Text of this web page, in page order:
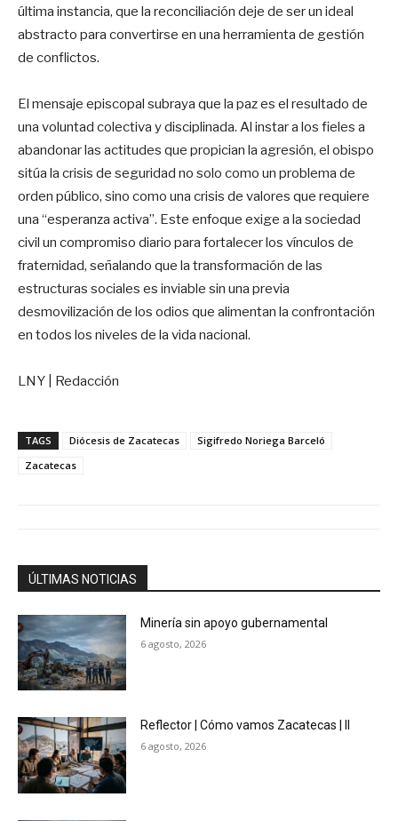
última instancia, que la reconciliación deje de ser un ideal
abstracto para convertirse en una herramienta de gestión
de conflictos.
El mensaje episcopal subraya que la paz es el resultado de
una voluntad colectiva y disciplinada. Al instar a los fieles a
abandonar las actitudes que propician la agresión, el obispo
sitúa la crisis de seguridad no solo como un problema de
orden público, sino como una crisis de valores que requiere
una “esperanza activa”. Este enfoque exige a la sociedad
civil un compromiso diario para fortalecer los vínculos de
fraternidad, señalando que la transformación de las
estructuras sociales es inviable sin una previa
desmovilización de los odios que alimentan la confrontación
en todos los niveles de la vida nacional.
LNY | Redacción
TAGS Diócesis de Zacatecas
Sigifredo Noriega Barceló
Zacatecas
ÚLTIMAS NOTICIAS
Minería sin apoyo gubernamental
6 agosto, 2026
Reflector | Cómo vamos Zacatecas | II
6 agosto, 2026